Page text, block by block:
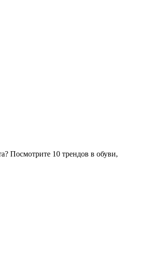
Посмотрите 10 трендов в обуви,